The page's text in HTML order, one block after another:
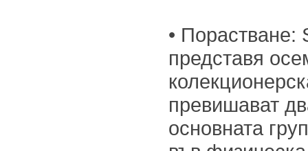
• Порастване:
представя
превишават
основната